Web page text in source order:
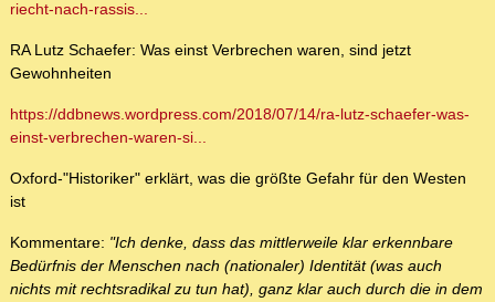
riecht-nach-rassis...
RA Lutz Schaefer: Was einst Verbrechen waren, sind jetzt
Gewohnheiten
https://ddbnews.wordpress.com/2018/07/14/ra-lutz-schaefer-was-
einst-verbrechen-waren-si...
Oxford-"Historiker" erklärt, was die größte Gefahr für den Westen
ist
Kommentare: "Ich denke, dass das mittlerweile klar erkennbare
Bedürfnis der Menschen nach (nationaler) Identität (was auch
nichts mit rechtsradikal zu tun hat), ganz klar auch durch die in dem